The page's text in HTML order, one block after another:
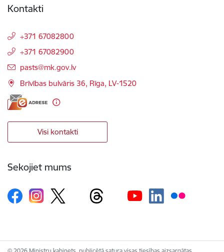
Kontakti
+371 67082800
+371 67082900
E-pasts:
pasts@mk.gov.lv
Brīvības bulvāris 36, Rīga, LV-1520
Visi kontakti
Sekojiet mums